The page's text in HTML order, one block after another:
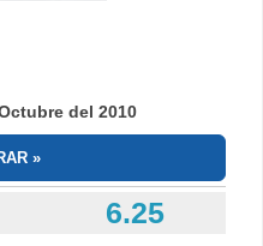
del 2010
6.25